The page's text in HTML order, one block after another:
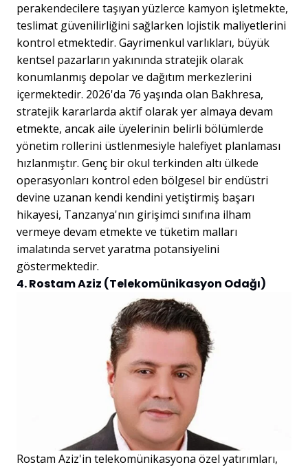
perakendecilere taşıyan yüzlerce kamyon işletmekte,
teslimat güvenilirliğini sağlarken lojistik maliyetlerini
kontrol etmektedir. Gayrimenkul varlıkları, büyük
kentsel pazarların yakınında stratejik olarak
konumlanmış depolar ve dağıtım merkezlerini
içermektedir. 2026'da 76 yaşında olan Bakhresa,
stratejik kararlarda aktif olarak yer almaya devam
etmekte, ancak aile üyelerinin belirli bölümlerde
yönetim rollerini üstlenmesiyle halefiyet planlaması
hızlanmıştır. Genç bir okul terkinden altı ülkede
operasyonları kontrol eden bölgesel bir endüstri
devine uzanan kendi kendini yetiştirmiş başarı
hikayesi, Tanzanya'nın girişimci sınıfına ilham
vermeye devam etmekte ve tüketim malları
imalatında servet yaratma potansiyelini
göstermektedir.
4. Rostam Aziz (Telekomünikasyon Odağı)
Rostam Aziz'in telekomünikasyona özel yatırımları,